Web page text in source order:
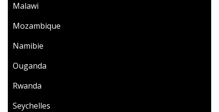
Malawi
Mozambique
Namibie
Ouganda
Rwanda
Seychelles